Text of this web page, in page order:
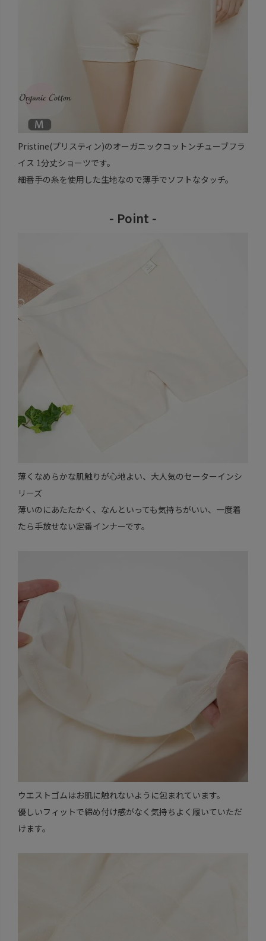
Pristine(プリスティン)のオーガニックコットンチューブフラ
イス 1分丈ショーツです。
細番手の糸を使用した生地なので薄手でソフトなタッチ。
- Point -
薄くなめらかな肌触りが心地よい、大人気のセーターインシ
リーズ
薄いのにあたたかく、なんといっても気持ちがいい、一度着
たら手放せない定番インナーです。
ウエストゴムはお肌に触れないように包まれています。
優しいフィットで締め付け感がなく気持ちよく履いていただ
けます。